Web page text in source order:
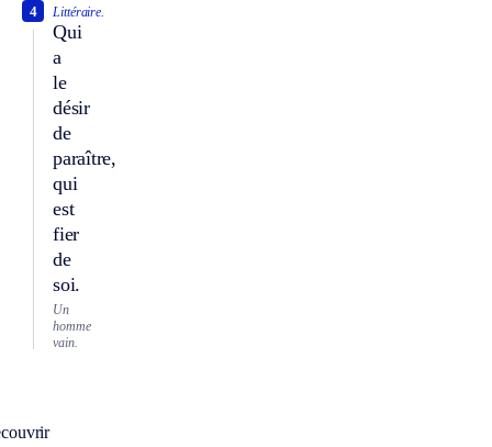
Littéraire.
Qui
a
le
désir
de
paraître,
qui
est
fier
de
soi.
4
Un
homme
vain.